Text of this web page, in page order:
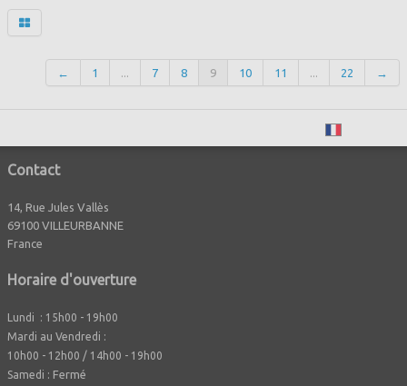
← 1 ... 7 8 9 10 11 ... 22 →
Contact
14, Rue Jules Vallès
69100 VILLEURBANNE
France
Horaire d'ouverture
Lundi : 15h00 - 19h00
Mardi au Vendredi :
10h00 - 12h00 / 14h00 - 19h00
Samedi : Fermé